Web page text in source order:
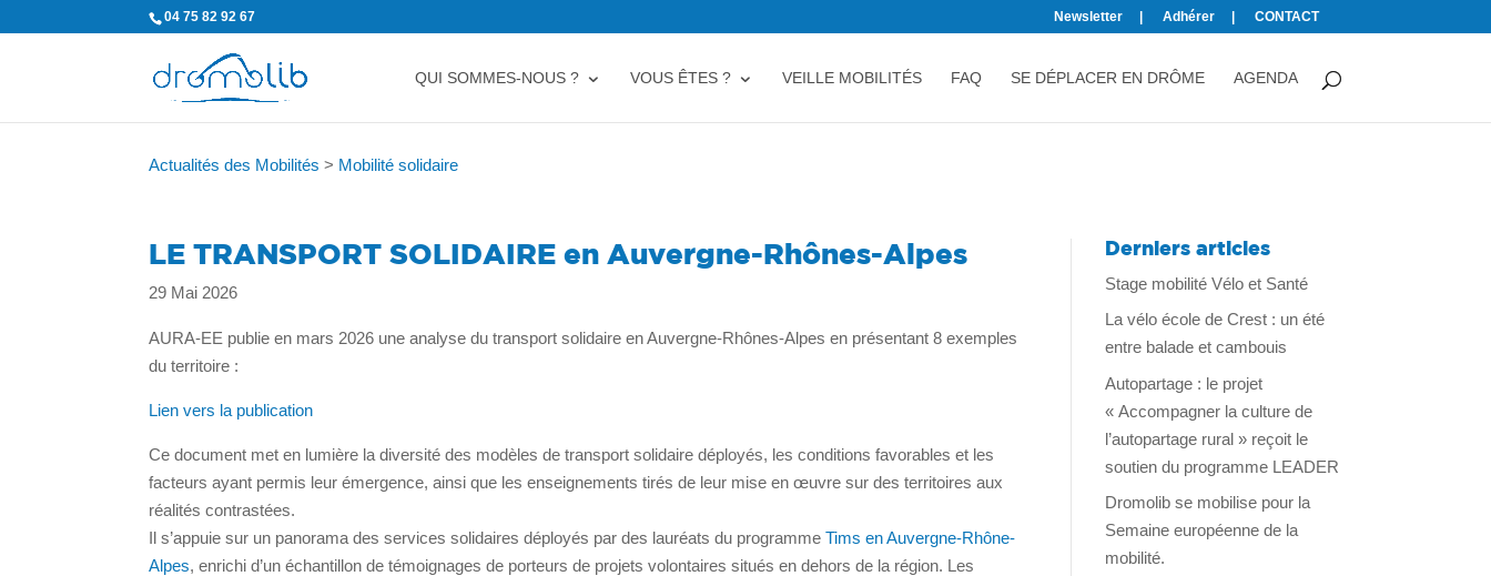
04 75 82 92 67 Newsletter Adhérer CONTACT
QUI SOMMES-NOUS ? VOUS ÊTES ? VEILLE MOBILITÉS FAQ SE DÉPLACER EN DRÔME AGENDA
Actualités des Mobilités > Mobilité solidaire
LE TRANSPORT SOLIDAIRE en Auvergne-Rhônes-Alpes
29 Mai 2026
AURA-EE publie en mars 2026 une analyse du transport solidaire en Auvergne-Rhônes-Alpes en présentant 8 exemples
du territoire :
Lien vers la publication
Ce document met en lumière la diversité des modèles de transport solidaire déployés, les conditions favorables et les
facteurs ayant permis leur émergence, ainsi que les enseignements tirés de leur mise en œuvre sur des territoires aux
réalités contrastées.
Il s’appuie sur un panorama des services solidaires déployés par des lauréats du programmeTims en Auvergne-Rhône-
Alpes, enrichi d’un échantillon de témoignages de porteurs de projets volontaires situés en dehors de la région. Les
Derniers articles
Stage mobilité Vélo et Santé
La vélo école de Crest : un été
entre balade et cambouis
Autopartage : le projet
« Accompagner la culture de
l’autopartage rural » reçoit le
soutien du programme LEADER
Dromolib se mobilise pour la
Semaine européenne de la
mobilité.